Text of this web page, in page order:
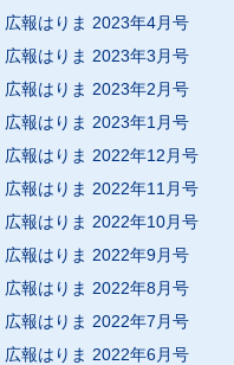
広報はりま 2023年4月号
広報はりま 2023年3月号
広報はりま 2023年2月号
広報はりま 2023年1月号
広報はりま 2022年12月号
広報はりま 2022年11月号
広報はりま 2022年10月号
広報はりま 2022年9月号
広報はりま 2022年8月号
広報はりま 2022年7月号
広報はりま 2022年6月号